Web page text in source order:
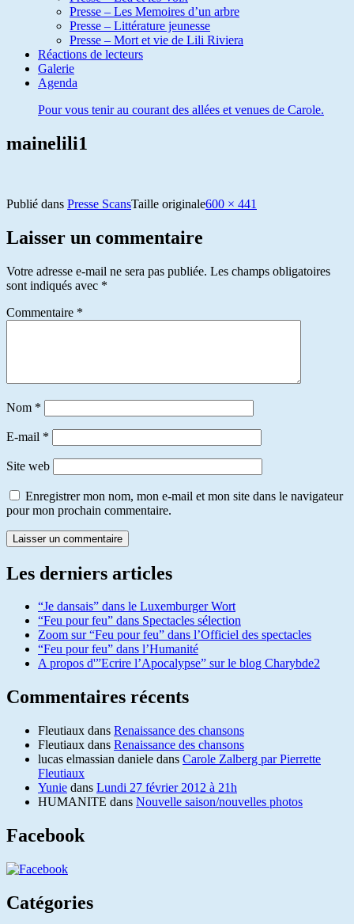
Presse – Les Memoires d’un arbre
Presse – Littérature jeunesse
Presse – Mort et vie de Lili Riviera
Réactions de lecteurs
Galerie
Agenda
Pour vous tenir au courant des allées et venues de Carole.
mainelili1
Publié dans Presse ScansTaille originale600 × 441
Laisser un commentaire
Votre adresse e-mail ne sera pas publiée. Les champs obligatoires
sont indiqués avec *
Commentaire *
Nom *
E-mail *
Site web
Enregistrer mon nom, mon e-mail et mon site dans le navigateur
pour mon prochain commentaire.
Les derniers articles
“Je dansais” dans le Luxemburger Wort
“Feu pour feu” dans Spectacles sélection
Zoom sur “Feu pour feu” dans l’Officiel des spectacles
“Feu pour feu” dans l’Humanité
A propos d'”Ecrire l’Apocalypse” sur le blog Charybde2
Commentaires récents
Fleutiaux dans Renaissance des chansons
Fleutiaux dans Renaissance des chansons
lucas elmassian daniele dans Carole Zalberg par Pierrette
Fleutiaux
Yunie dans Lundi 27 février 2012 à 21h
HUMANITE dans Nouvelle saison/nouvelles photos
Facebook
Catégories